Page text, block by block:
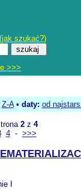
jak szukać?)
>>>
Z-A• daty: od
2z 4
4- >>>
I